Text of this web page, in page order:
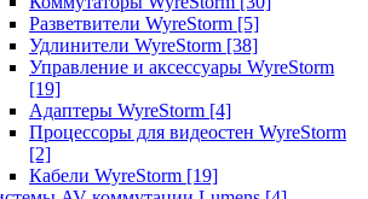
Разветвители WyreStorm [5]
Удлинители WyreStorm [38]
Управление и аксессуары WyreStorm
[19]
Адаптеры WyreStorm [4]
Процессоры для видеостен WyreStorm
[2]
Кабели WyreStorm [19]